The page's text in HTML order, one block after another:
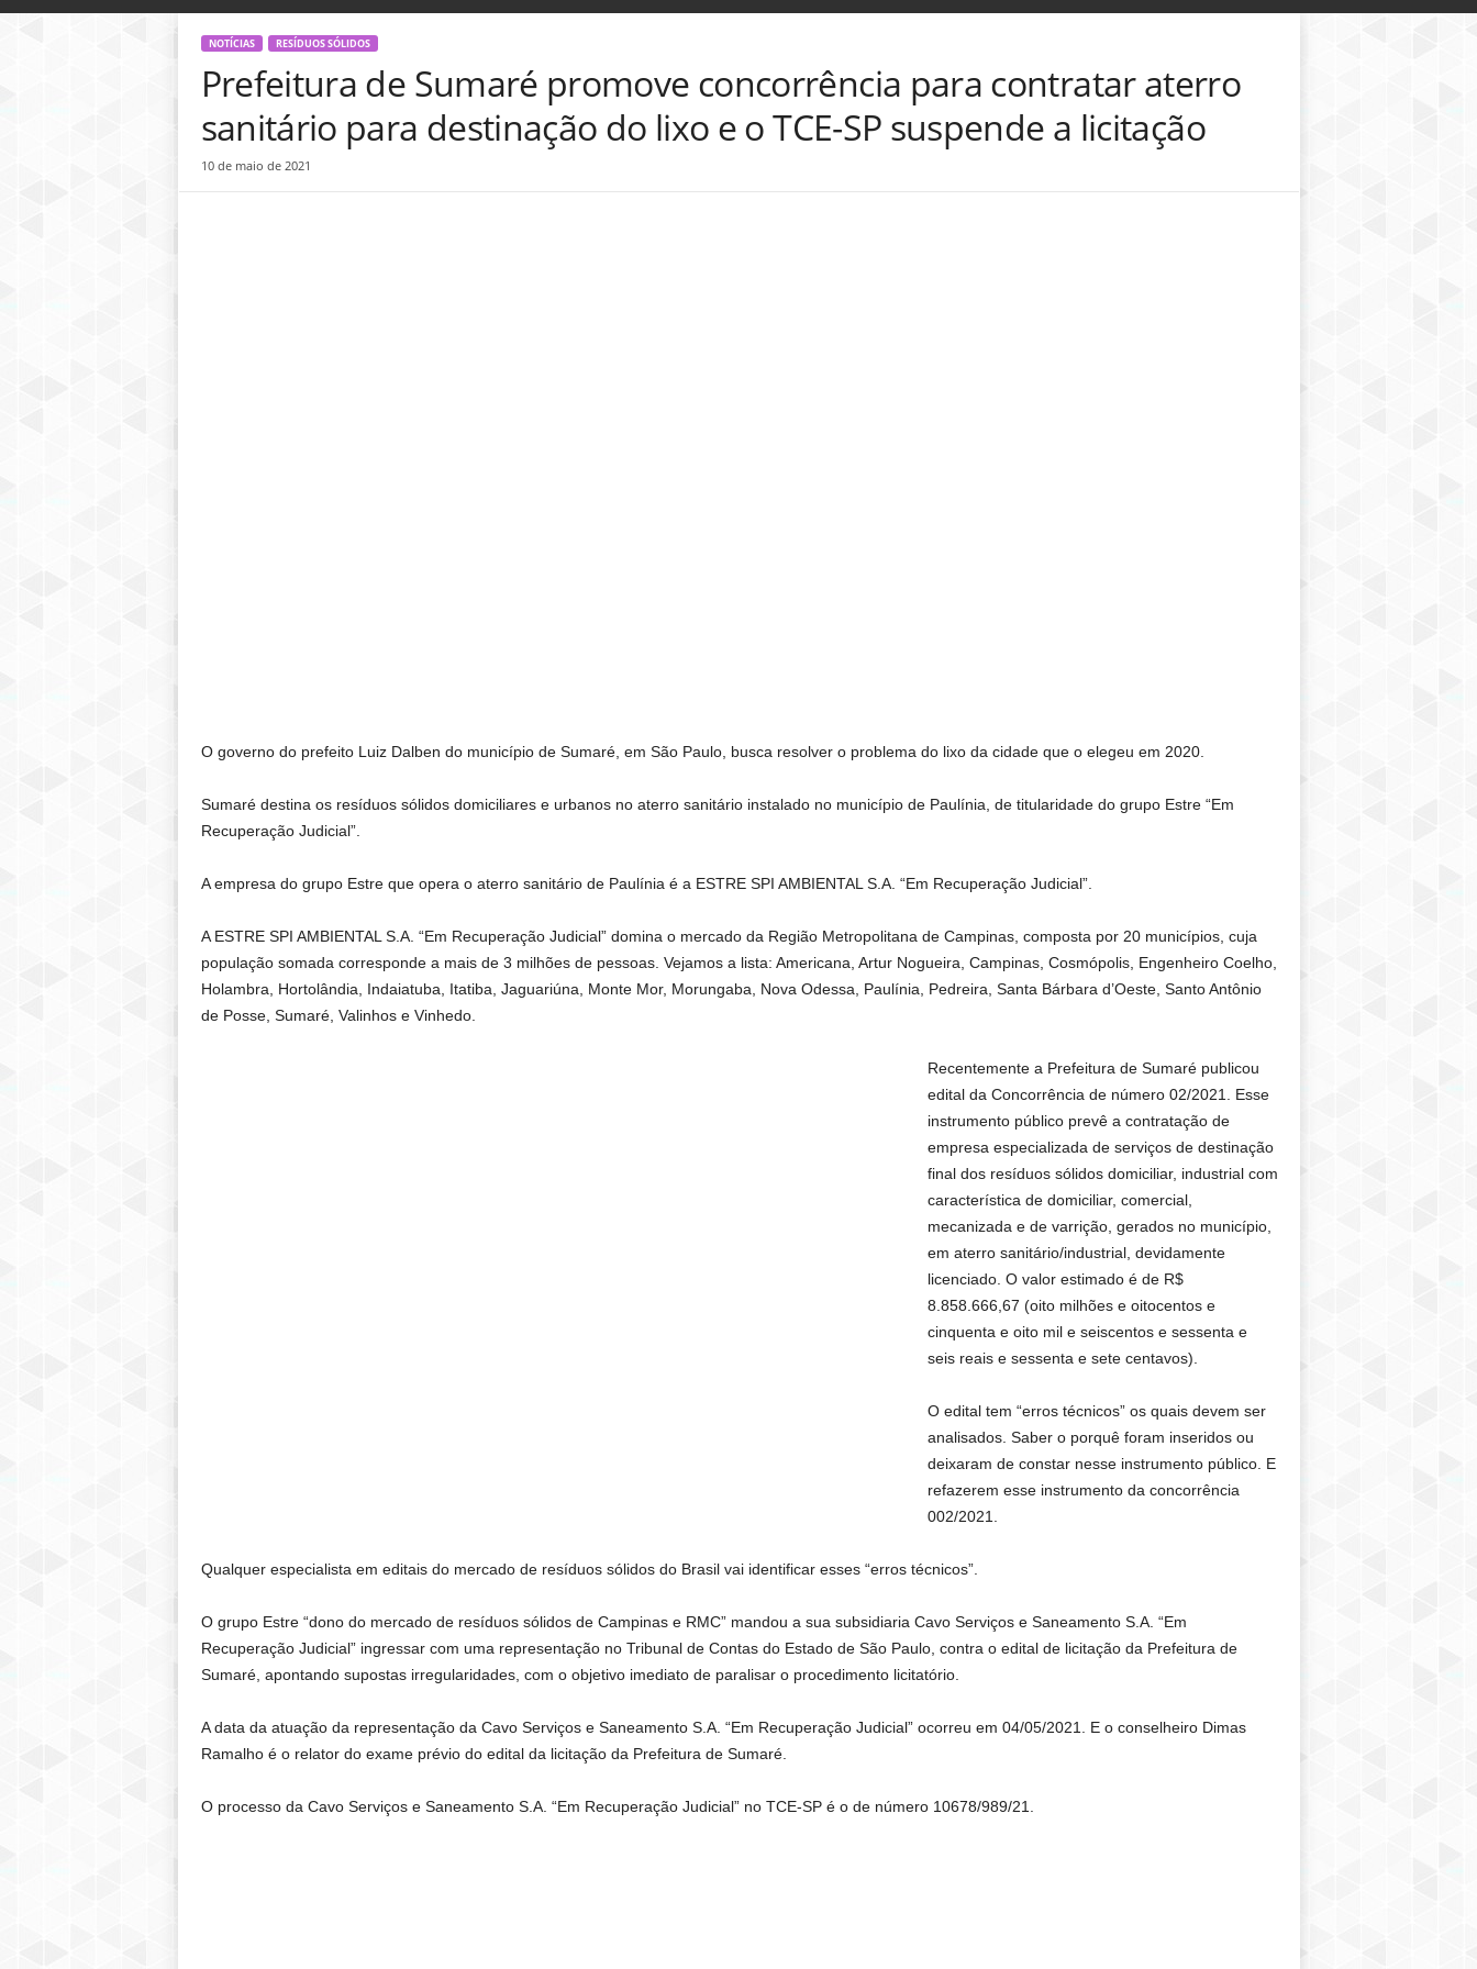
o
NOTÍCIAS RESÍDUOS SÓLIDOS
Prefeitura de Sumaré promove concorrência para contratar aterro
sanitário para destinação do lixo e o TCE-SP suspende a licitação
10 de maio de 2021
O governo do prefeito Luiz Dalben do município de Sumaré, em São Paulo, busca resolver o problema do lixo da cidade que o elegeu em 2020.
Sumaré destina os resíduos sólidos domiciliares e urbanos no aterro sanitário instalado no município de Paulínia, de titularidade do grupo Estre “Em
Recuperação Judicial”.
A empresa do grupo Estre que opera o aterro sanitário de Paulínia é a ESTRE SPI AMBIENTAL S.A. “Em Recuperação Judicial”.
A ESTRE SPI AMBIENTAL S.A. “Em Recuperação Judicial” domina o mercado da Região Metropolitana de Campinas, composta por 20 municípios, cuja
população somada corresponde a mais de 3 milhões de pessoas. Vejamos a lista: Americana, Artur Nogueira, Campinas, Cosmópolis, Engenheiro Coelho,
Holambra, Hortolândia, Indaiatuba, Itatiba, Jaguariúna, Monte Mor, Morungaba, Nova Odessa, Paulínia, Pedreira, Santa Bárbara d’Oeste, Santo Antônio
de Posse, Sumaré, Valinhos e Vinhedo.
Recentemente a Prefeitura de Sumaré publicou
edital da Concorrência de número 02/2021. Esse
instrumento público prevê a contratação de
empresa especializada de serviços de destinação
final dos resíduos sólidos domiciliar, industrial com
característica de domiciliar, comercial,
mecanizada e de varrição, gerados no município,
em aterro sanitário/industrial, devidamente
licenciado. O valor estimado é de R$
8.858.666,67 (oito milhões e oitocentos e
cinquenta e oito mil e seiscentos e sessenta e
seis reais e sessenta e sete centavos).
O edital tem “erros técnicos” os quais devem ser
analisados. Saber o porquê foram inseridos ou
deixaram de constar nesse instrumento público. E
refazerem esse instrumento da concorrência
002/2021.
Qualquer especialista em editais do mercado de resíduos sólidos do Brasil vai identificar esses “erros técnicos”.
O grupo Estre “dono do mercado de resíduos sólidos de Campinas e RMC” mandou a sua subsidiaria Cavo Serviços e Saneamento S.A. “Em
Recuperação Judicial” ingressar com uma representação no Tribunal de Contas do Estado de São Paulo, contra o edital de licitação da Prefeitura de
Sumaré, apontando supostas irregularidades, com o objetivo imediato de paralisar o procedimento licitatório.
A data da atuação da representação da Cavo Serviços e Saneamento S.A. “Em Recuperação Judicial” ocorreu em 04/05/2021. E o conselheiro Dimas
Ramalho é o relator do exame prévio do edital da licitação da Prefeitura de Sumaré.
O processo da Cavo Serviços e Saneamento S.A. “Em Recuperação Judicial” no TCE-SP é o de número 10678/989/21.